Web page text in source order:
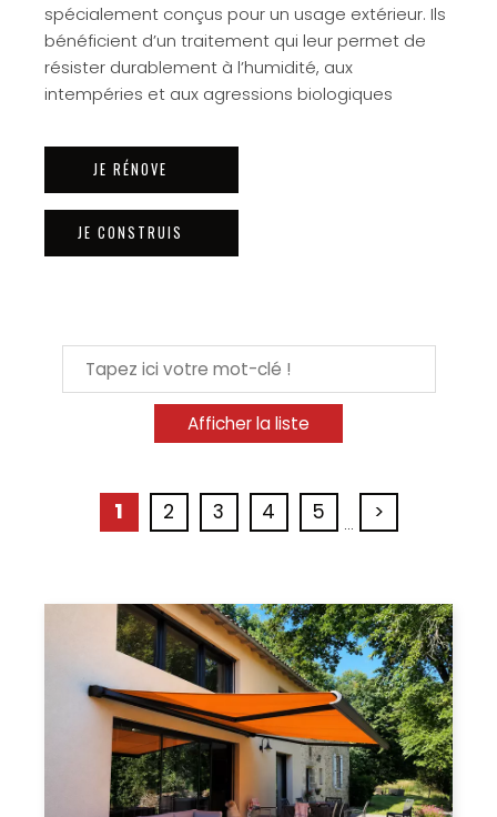
spécialement conçus pour un usage extérieur. Ils
bénéficient d’un traitement qui leur permet de
résister durablement à l’humidité, aux
intempéries et aux agressions biologiques
JE RÉNOVE
JE CONSTRUIS
1 2 3 4 5 ... >